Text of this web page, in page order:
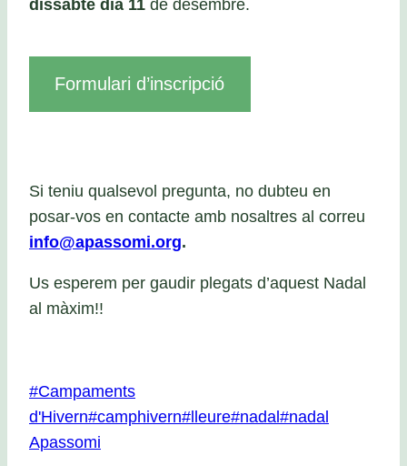
dissabte dia 11 de desembre.
Formulari d’inscripció
Si teniu qualsevol pregunta, no dubteu en
posar-vos en contacte amb nosaltres al correu
info@apassomi.org.
Us esperem per gaudir plegats d’aquest Nadal
al màxim!!
Etiquetes
d'entrada
#Campaments
d'Hivern#camphivern# lleure#nadal #nadal
Apassomi